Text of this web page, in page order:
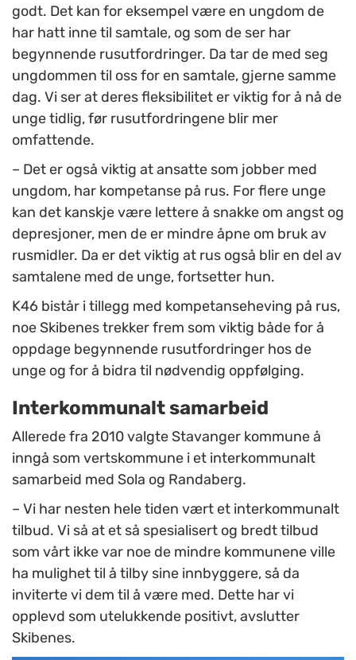
godt. Det kan for eksempel være en ungdom de
har hatt inne til samtale, og som de ser har
begynnende rusutfordringer. Da tar de med seg
ungdommen til oss for en samtale, gjerne samme
dag. Vi ser at deres fleksibilitet er viktig for å nå de
unge tidlig, før rusutfordringene blir mer
omfattende.
– Det er også viktig at ansatte som jobber med
ungdom, har kompetanse på rus. For flere unge
kan det kanskje være lettere å snakke om angst og
depresjoner, men de er mindre åpne om bruk av
rusmidler. Da er det viktig at rus også blir en del av
samtalene med de unge, fortsetter hun.
K46 bistår i tillegg med kompetanseheving på rus,
noe Skibenes trekker frem som viktig både for å
oppdage begynnende rusutfordringer hos de
unge og for å bidra til nødvendig oppfølging.
Interkommunalt samarbeid
Allerede fra 2010 valgte Stavanger kommune å
inngå som vertskommune i et interkommunalt
samarbeid med Sola og Randaberg.
– Vi har nesten hele tiden vært et interkommunalt
tilbud. Vi så at et så spesialisert og bredt tilbud
som vårt ikke var noe de mindre kommunene ville
ha mulighet til å tilby sine innbyggere, så da
inviterte vi dem til å være med. Dette har vi
opplevd som utelukkende positivt, avslutter
Skibenes.